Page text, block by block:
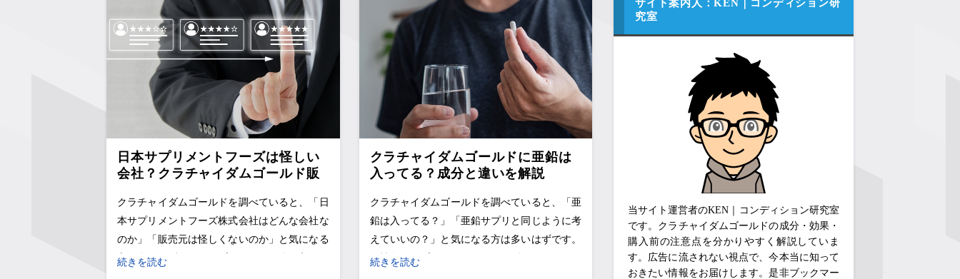
日本サプリメントフーズは怪しい
会社？クラチャイダムゴールド販
クラチャイダムゴールドを調べていると、「日
本サプリメントフーズ株式会社はどんな会社な
のか」「販売元は怪しくないのか」と気になる
方は多いはずです。サプリメントは体に入れる
続きを読む
クラチャイダムゴールドに亜鉛は
入ってる？成分と違いを解説
クラチャイダムゴールドを調べていると、「亜
鉛は入ってる？」「亜鉛サプリと同じように考
えていいの？」と気になる方は多いはずです。
男性向けサプリでは亜鉛・アルギニン・マカな
続きを読む
サイト案内人：KEN｜コンディション研
究室
当サイト運営者のKEN｜コンディション研究室
です。クラチャイダムゴールドの成分・効果・
購入前の注意点を分かりやすく解説していま
す。広告に流されない視点で、今本当に知って
おきたい情報をお届けします。是非ブックマー